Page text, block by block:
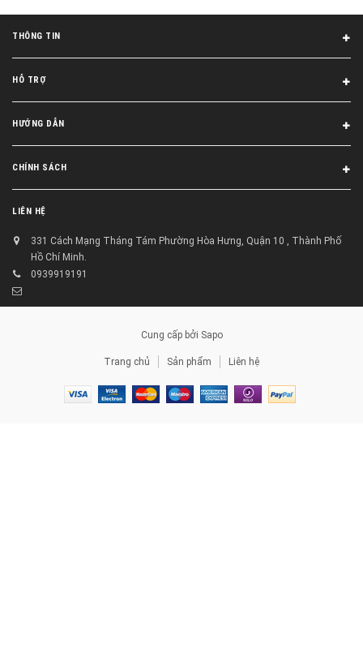
THÔNG TIN
HỖ TRỢ
HƯỚNG DẪN
CHÍNH SÁCH
LIÊN HỆ
331 Cách Mạng Tháng Tám Phường Hòa Hưng, Quận 10 , Thành Phố
Hồ Chí Minh.
0939919191
Cung cấp bởi Sapo
Trang chủ Sản phẩm Liên hệ